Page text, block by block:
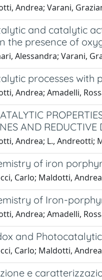
Andrea; Varani,
and catalytic
the presence of
Alessandra; Varani,
processes with
Andrea; Amadelli,
AND
Andrea; L., Andreotti;
of iron
Carlo; Maldotti,
of Iron-
Andrea; Amadelli,
and
Carlo; Maldotti,
e